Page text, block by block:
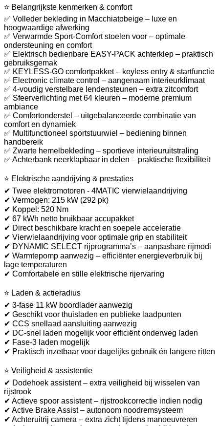
⭐ Belangrijkste kenmerken & comfort
✅ Volleder bekleding in Macchiatobeige – luxe en
hoogwaardige afwerking
✅ Verwarmde Sport-Comfort stoelen voor – optimale
ondersteuning en comfort
✅ Elektrisch bedienbare EASY-PACK achterklep – praktisch
gebruiksgemak
✅ KEYLESS-GO comfortpakket – keyless entry & startfunctie
✅ Electronic climate control – aangenaam interieurklimaat
✅ 4-voudig verstelbare lendensteunen – extra zitcomfort
✅ Sfeerverlichting met 64 kleuren – moderne premium
ambiance
✅ Comfortonderstel – uitgebalanceerde combinatie van
comfort en dynamiek
✅ Multifunctioneel sportstuurwiel – bediening binnen
handbereik
✅ Zwarte hemelbekleding – sportieve interieuruitstraling
✅ Achterbank neerklapbaar in delen – praktische flexibiliteit
⭐ Elektrische aandrijving & prestaties
✔ Twee elektromotoren - 4MATIC vierwielaandrijving
✔ Vermogen: 215 kW (292 pk)
✔ Koppel: 520 Nm
✔ 67 kWh netto bruikbaar accupakket
✔ Direct beschikbare kracht en soepele acceleratie
✔ Vierwielaandrijving voor optimale grip en stabiliteit
✔ DYNAMIC SELECT rijprogramma’s – aanpasbare rijmodi
✔ Warmtepomp aanwezig – efficiënter energieverbruik bij
lage temperaturen
✔ Comfortabele en stille elektrische rijervaring
⭐ Laden & actieradius
✔ 3-fase 11 kW boordlader aanwezig
✔ Geschikt voor thuisladen en publieke laadpunten
✔ CCS snellaad aansluiting aanwezig
✔ DC-snel laden mogelijk voor efficiënt onderweg laden
✔ Fase-3 laden mogelijk
✔ Praktisch inzetbaar voor dagelijks gebruik én langere ritten
⭐ Veiligheid & assistentie
✔ Dodehoek assistent – extra veiligheid bij wisselen van
rijstrook
✔ Actieve spoor assistent – rijstrookcorrectie indien nodig
✔ Active Brake Assist – autonoom noodremsysteem
✔ Achteruitrij camera – extra zicht tijdens manoeuvreren